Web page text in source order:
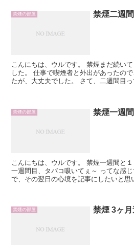
禁煙の部屋 禁煙二週間
こんにちは、ウルです。 禁煙まだ続い
した。 仕事で喫煙者と外出があったの
たが、大丈夫でした。 さて、二週間目ってどんな感じ？ 当然、一週
禁煙の部屋 禁煙一週
こんにちは、ウルです。 禁煙一週間と
一週間目、タバコ吸いてぇ～ ってな感
で、その翌日の心境を記事にしたいと思
禁煙の部屋 禁煙 3ヶ